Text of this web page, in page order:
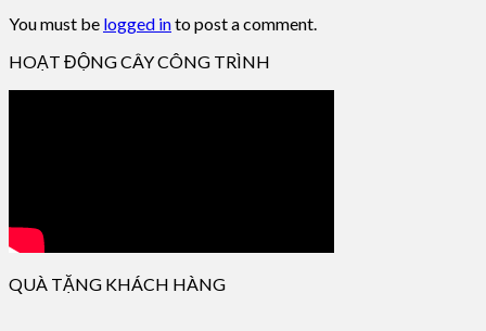
You must be logged into post a comment.
HOẠT ĐỘNG CÂY CÔNG TRÌNH
QUÀ TẶNG KHÁCH HÀNG